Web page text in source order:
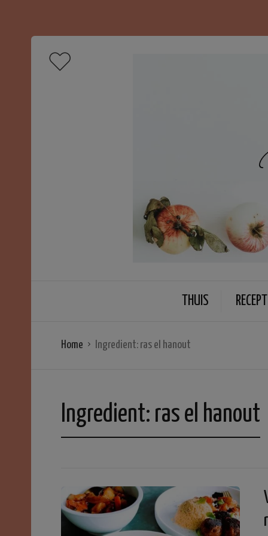
THUIS
Home Ingredient: ras el hanout
Ingredient: ras el hanout